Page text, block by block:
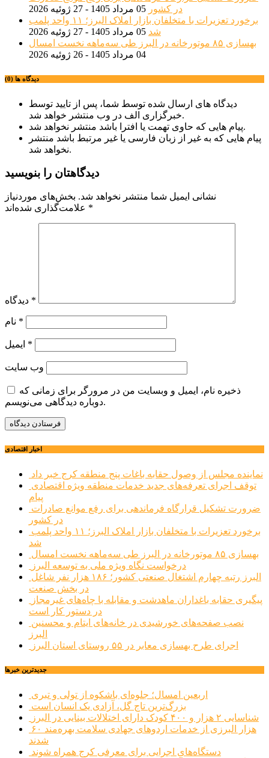
در کشور 05 مرداد 1405 - 27 ژوئیه 2026
برخورد تعزیرات با متخلفان بازار املاک البرز؛ ۱۱ واحد پلمب
شد 05 مرداد 1405 - 27 ژوئیه 2026
بهسازی ۸۵ موتورخانه در البرز طی سه‌ماهه نخست امسال
04 مرداد 1405 - 26 ژوئیه 2026
دیدگاه ها (0)
دیدگاه های ارسال شده توسط شما، پس از تایید توسط
خبرگزاری الف در وب منتشر خواهد شد.
پیام هایی که حاوی تهمت یا افترا باشد منتشر نخواهد شد.
پیام هایی که به غیر از زبان فارسی یا غیر مرتبط باشد منتشر
نخواهد شد.
دیدگاهتان را بنویسید
نشانی ایمیل شما منتشر نخواهد شد. بخش‌های موردنیاز
*
*
*
*
وب‌ سایت
ذخیره نام، ایمیل و وبسایت من در مرورگر برای زمانی که
دوباره دیدگاهی می‌نویسم.
اخبار اقتصادی
نماینده مجلس از وصول حقابه باغات پنج منطقه کرج خبر داد
پیام
در کشور
شد
بهسازی ۸۵ موتورخانه در البرز طی سه‌ماهه نخست امسال
درخواست نگاه ویژه ملی به توسعه البرز
در بخش صنعت
در دستور کار است
البرز
اجرای طرح بهسازی معابر در ۵۵ روستای استان البرز
جديدترين خبرها
اربعین امسال؛ جلوه‌ای باشکوه از تولی و تبری
بزرگ‌ترین تاج گل، آزادی یک انسان است
شناسایی ۲ هزار و ۴۰۰ کودک دارای اختلالات بینایی در البرز
۶۰ هزار البرزی از خدمات اردوهای جهادی سلامت بهره‌مند
شدند
دستگاه‌های اجرایی برای معرفی کرج همراه شوند